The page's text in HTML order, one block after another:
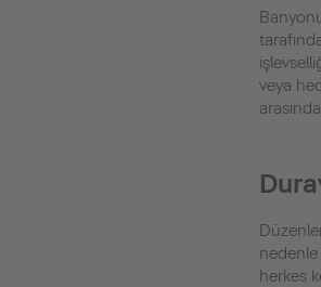
veya
herkes